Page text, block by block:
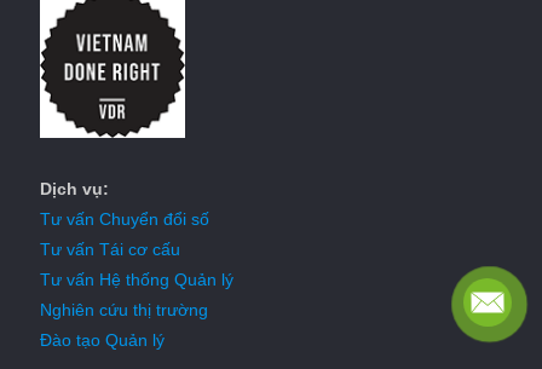
Dịch vụ:
Tư vấn Chuyển đổi số
Tư vấn Tái cơ cấu
Tư vấn Hệ thống Quản lý
Nghiên cứu thị trường
Đào tạo Quản lý